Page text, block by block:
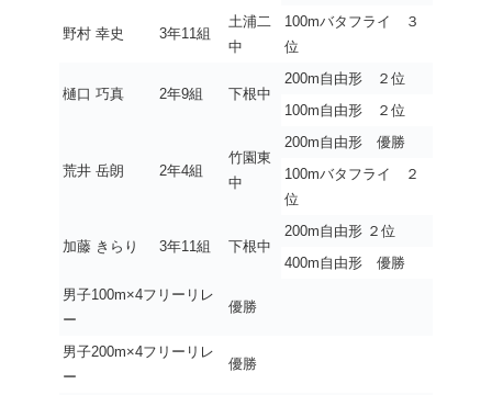
野村 幸史 3年11組
土浦二
中
100mバタフライ ３
位
樋口 巧真 2年9組 下根中
200m自由形 ２位
100m自由形 ２位
荒井 岳朗 2年4組
竹園東
中
200m自由形 優勝
100mバタフライ ２
位
加藤 きらり 3年11組 下根中
200m自由形 ２位
400m自由形 優勝
男子100m×4フリーリレ
ー
優勝
男子200m×4フリーリレ
ー
優勝